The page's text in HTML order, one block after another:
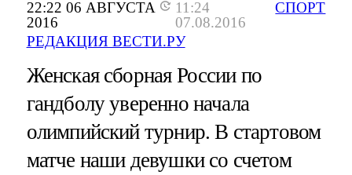
22:22 06 АВГУСТА
2016
11:24
07.08.2016
РЕДАКЦИЯ ВЕСТИ.РУ
СПОРТ
Женская сборная России по
гандболу уверенно начала
олимпийский турнир. В стартовом
матче наши девушки со счетом